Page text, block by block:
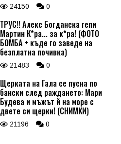
24150 0
ТРУС!! Алекс Богданска гепи
Мартин К*ра... за к*ра! (ФОТО
БОМБА + къде го заведе на
безплатна почивка)
21483 0
Щерката на Гала се пусна по
бански след раждането: Мари
Будева и мъжът й на море с
двете си щерки! (СНИМКИ)
21196 0